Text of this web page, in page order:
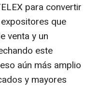
para convertir
que
venta y un
este
aún más amplio
y mayores